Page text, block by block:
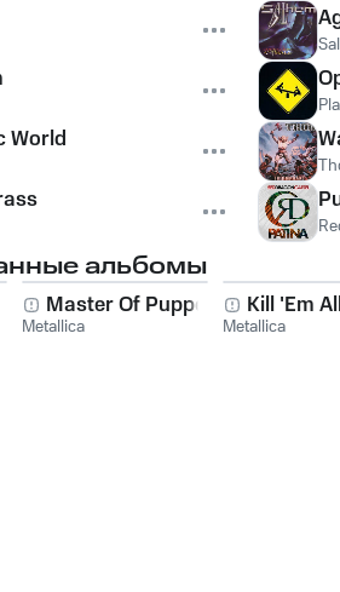
World
альбомы
Master Of Puppets
Metallica
Kill 'Em
Metallica